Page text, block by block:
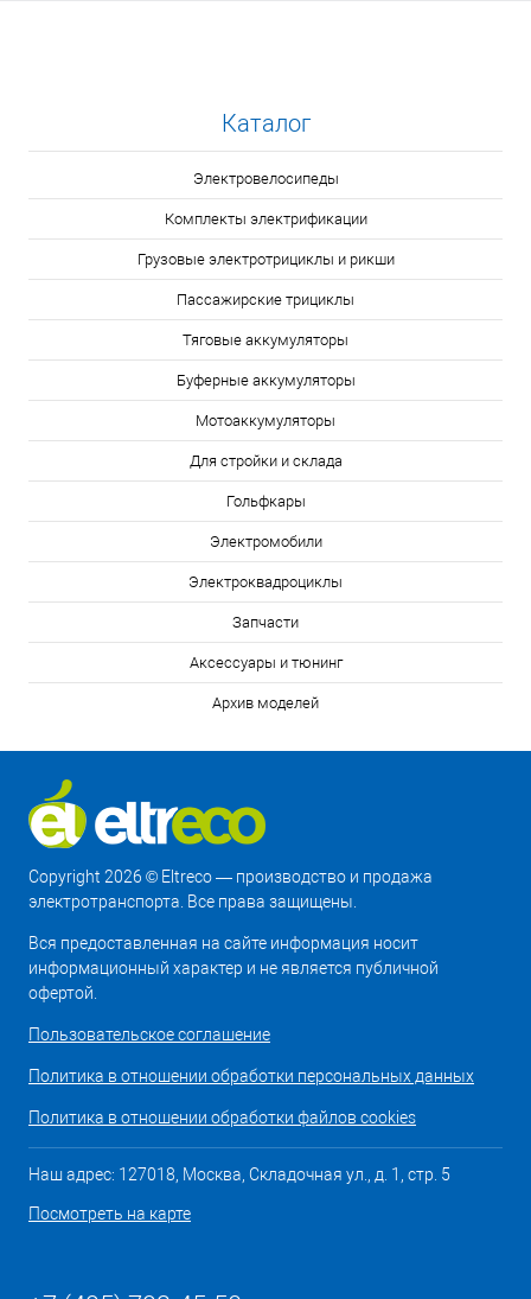
Каталог
Электровелосипеды
Комплекты электрификации
Грузовые электротрициклы и рикши
Пассажирские трициклы
Тяговые аккумуляторы
Буферные аккумуляторы
Мотоаккумуляторы
Для стройки и склада
Гольфкары
Электромобили
Электроквадроциклы
Запчасти
Аксессуары и тюнинг
Архив моделей
Copyright 2026 © Eltreco — производство и продажа
электротранспорта. Все права защищены.
Вся предоставленная на сайте информация носит
информационный характер и не является публичной
офертой.
Пользовательское соглашение
Политика в отношении обработки персональных данных
Политика в отношении обработки файлов cookies
Наш адрес: 127018, Москва, Складочная ул., д. 1, стр. 5
Посмотреть на карте